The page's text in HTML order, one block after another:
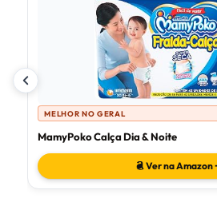
MELHOR NO GERAL
MamyPoko Calça Dia & Noite
Ver na Amazon